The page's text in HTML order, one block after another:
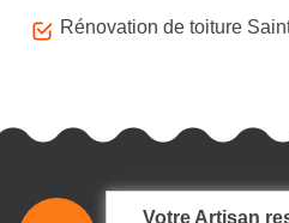
Rénovation de toiture
Votre Artisan